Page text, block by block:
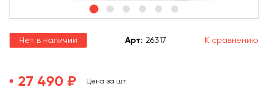
Нет в наличии Арт: 26317 К сравнению
27 490 ₽ Цена за шт.